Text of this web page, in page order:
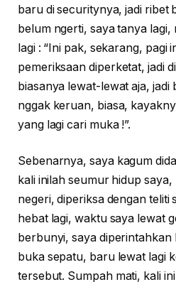
baru di securitynya, jadi ribet
belum ngerti, saya tanya
lagi : “Ini pak, sekarang, pagi
pemeriksaan diperketat, jadi
biasanya lewat-lewat aja, jadi
nggak keruan, biasa,
yang lagi cari muka !”.
Sebenarnya, saya kagum
kali inilah seumur hidup
negeri, diperiksa dengan teliti
hebat lagi, waktu saya lewat
berbunyi, saya
buka sepatu, baru lewat lagi
tersebut. Sumpah mati, kali